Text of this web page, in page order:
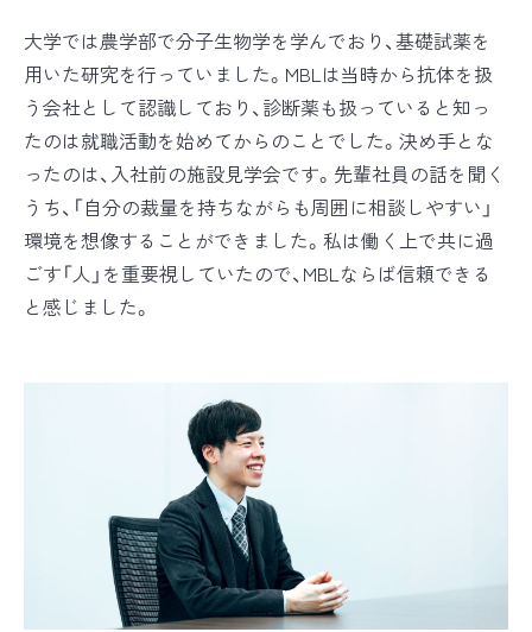
大学では農学部で分子生物学を学んでおり、基礎試薬を
用いた研究を行っていました。MBLは当時から抗体を扱
う会社として認識しており、診断薬も扱っていると知っ
たのは就職活動を始めてからのことでした。決め手とな
ったのは、入社前の施設見学会です。先輩社員の話を聞く
うち、「自分の裁量を持ちながらも周囲に相談しやすい」
環境を想像することができました。私は働く上で共に過
ごす「人」を重要視していたので、MBLならば信頼できる
と感じました。